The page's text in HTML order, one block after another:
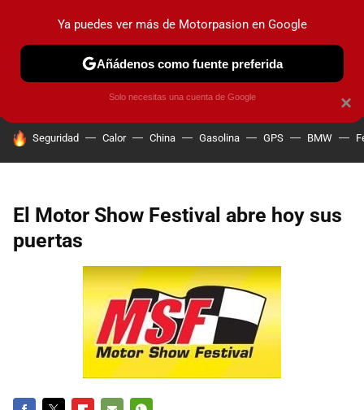
PRUEBAS COCHES ELÉCTRICOS OBSERVATORIO
HOY SE HABLA DE
Seguridad Calor China Gasolina GPS BMW
El Motor Show Festival abre hoy sus
puertas
×
Ya puedes ver más de Motorpasion en Google
Añádenos como fuente preferida
Solo necesitas una cuenta de Google